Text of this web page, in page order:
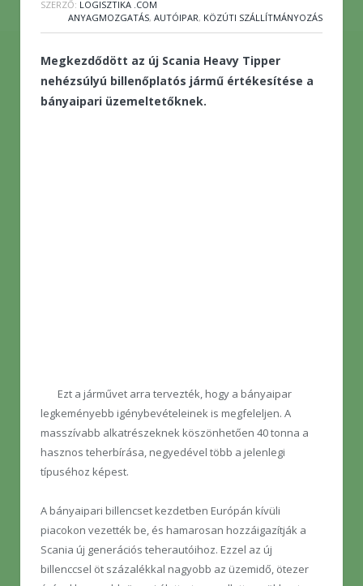
SZERZŐ: LOGISZTIKA .COM
ANYAGMOZGATÁS, AUTÓIPAR, KÖZÚTI SZÁLLÍTMÁNYOZÁS
Megkezdődött az új Scania Heavy Tipper
nehézsúlyú billenőplatós jármű értékesítése a
bányaipari üzemeltetőknek.
Ezt a járművet arra tervezték, hogy a bányaipar
legkeményebb igénybevételeinek is megfeleljen. A
masszívabb alkatrészeknek köszönhetően 40 tonna a
hasznos teherbírása, negyedével több a jelenlegi
típuséhoz képest.
A bányaipari billencset kezdetben Európán kívüli
piacokon vezették be, és hamarosan hozzáigazítják a
Scania új generációs teherautóihoz. Ezzel az új
billenccsel öt százalékkal nagyobb az üzemidő, ötezer